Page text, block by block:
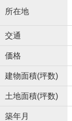
所在地
交通
価格
建物面積(坪数)
土地面積(坪数)
築年月